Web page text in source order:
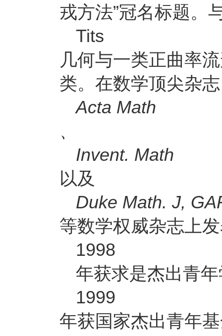
戎方法”冠名标题。
Tits
几何与一类正曲率
类。在数学顶尖杂志
Acta Math
、
Invent. Math
以及
Duke Math. J,
等数学权威杂志上
1998
年获求是杰出青
1999
年获国家杰出青年